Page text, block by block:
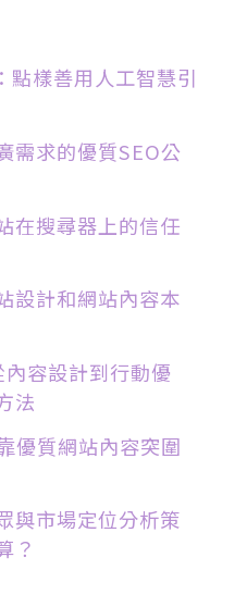
點樣善用人工智慧引
需求的優質SEO公
在搜尋器上的信任
設計和網站內容本
容設計到行動優
法
優質網站內容突圍
與市場定位分析策
？